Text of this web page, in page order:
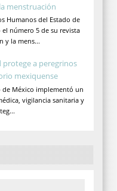
menstruación
Humanos del Estado de
el número 5 de su revista
y la mens...
protege a peregrinos
mexiquense
de México implementó un
vigilancia sanitaria y